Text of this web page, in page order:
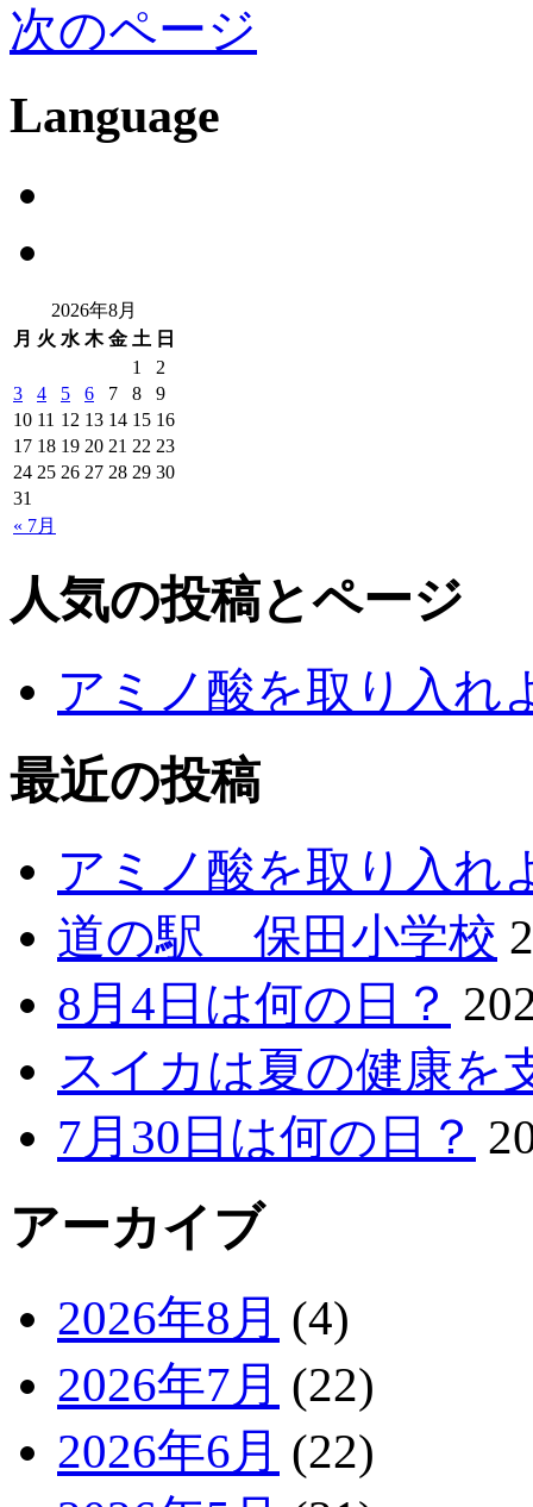
次のページ
Language
2026年8月
月 火 水 木 金 土 日
« 7月
1
2
3
4 5 6 7 8
9
10 11 12 13 14 15 16
17 18 19 20 21 22 23
24 25 26 27 28 29 30
31
人気の投稿とページ
アミノ酸を取り入れ
最近の投稿
アミノ酸を取り入れ
道の駅 保田小学校
8月4日は何の日？
スイカは夏の健康を
7月30日は何の日？
アーカイブ
2026年8月 (4)
2026年7月 (22)
2026年6月 (22)